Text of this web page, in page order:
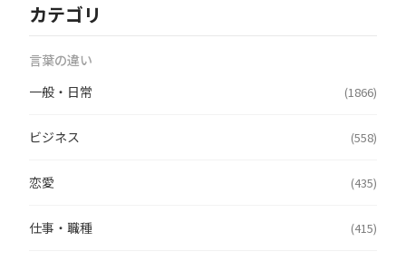
カテゴリ
言葉の違い
一般・日常
(1866)
ビジネス (558)
恋愛 (435)
仕事・職種 (415)